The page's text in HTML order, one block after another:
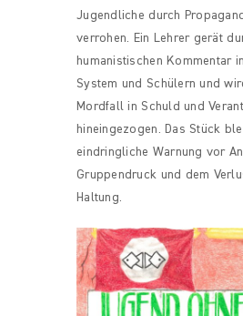
Jugendliche durch
verrohen. Ein Lehrer gerät
humanistischen Kommentar
System und Schülern und
Mordfall in Schuld und
hineingezogen. Das Stück
eindringliche Warnung vor
Gruppendruck und dem
Haltung.